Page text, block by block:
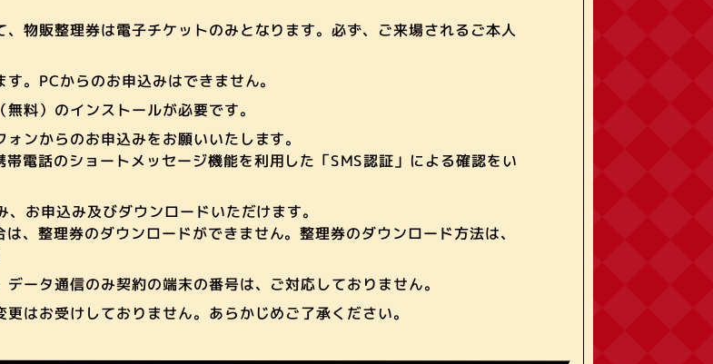
物販整理券は電子チケットのみとなります。必ず、ご来場されるご本人
。PCからのお申込みはできません。
料）のインストールが必要です。
ンからのお申込みをお願いいたします。
電話のショートメッセージ機能を利用した「SMS認証」による確認をい
お申込み及びダウンロードいただけます。
、整理券のダウンロードができません。整理券のダウンロード方法は、
ータ通信のみ契約の端末の番号は、ご対応しておりません。
はお受けしておりません。あらかじめご了承ください。